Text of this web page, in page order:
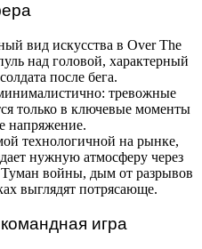
вид искусства в Over The
над головой, характерный
после бега.
тревожные
только в ключевые моменты
напряжение.
технологичной на рынке,
нужную атмосферу через
Туман войны, дым от разрывов
выглядят потрясающе.
игра